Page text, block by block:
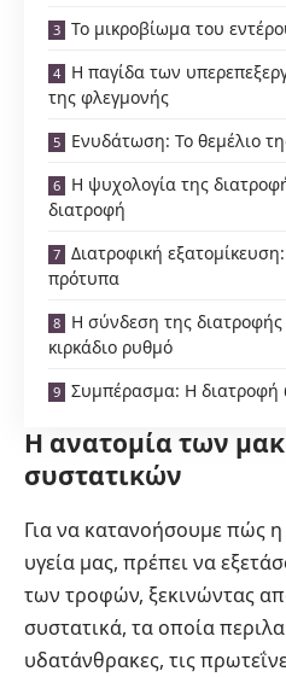
Το μικροβίωμα του
Η παγίδα των
της φλεγμονής
Ενυδάτωση: Το θεμέλιο
Η ψυχολογία της
διατροφή
Διατροφική
πρότυπα
Η σύνδεση της
κιρκάδιο ρυθμό
Συμπέρασμα: Η διατροφή
Η ανατομία των
συστατικών
Για να κατανοήσουμε πώς
υγεία μας, πρέπει να
των τροφών, ξεκινώντας
συστατικά, τα οποία
υδατάνθρακες, τις